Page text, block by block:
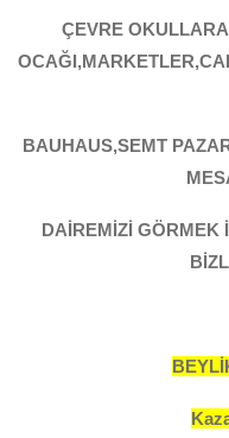
ÇEVRE
BAUHAUS,SEMT
DAİREMİZİ GÖRMEK